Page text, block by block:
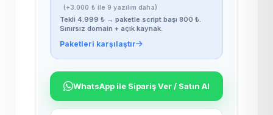
(+3.000 ₺ ile 9 yazılım daha)
Tekli 4.999 ₺ → paketle script başı 800 ₺.
Sınırsız domain + açık kaynak.
Paketleri karşılaştır
WhatsApp ile Sipariş Ver / Satın Al